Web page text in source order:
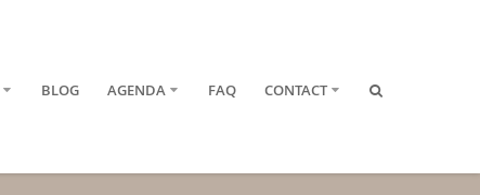
BLOG AGENDA FAQ CONTACT